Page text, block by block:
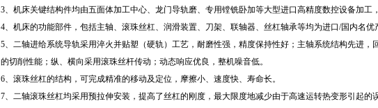
3、机床关键结构件均由五面体加工中心、龙门导轨磨、专用镗铣卧加等大型进口高精度数控设备加工
4、机床的功能部件，包括主轴、滚珠丝杠、润滑装置、刀架、联轴器、丝杠轴承等均为进口/国内名优
5、二轴进给系统导轨采用淬火并贴塑（硬轨）工艺，耐磨性强，精度保持性好；主轴系统结构先进，
的切削性能；纵、横向采用滚珠丝杆传动；动态响应优良，整机噪音低。
6、滚珠丝杠的结构，可完成精准的移动及定位，摩擦小、速度快、寿命长。
7、二轴滚珠丝杠均采用预拉伸安装，提高了丝杠的刚度，最大限度地减少由于高速运转热变形引起的误